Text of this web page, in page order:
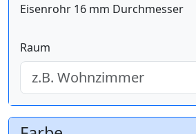
Eisenrohr 16 mm Durchmesser
Raum